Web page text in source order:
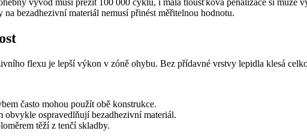
vývod musí přežít 100 000 cyklů, i malá tloušťková penalizace si může
bezadhezivní materiál nemusí přinést měřitelnou hodnotu.
flexu je lepší výkon v zóně ohybu. Bez přídavné vrstvy lepidla klesá
často mohou použít obě konstrukce.
ospravedlňují bezadhezivní materiál.
těží z tenčí skladby.